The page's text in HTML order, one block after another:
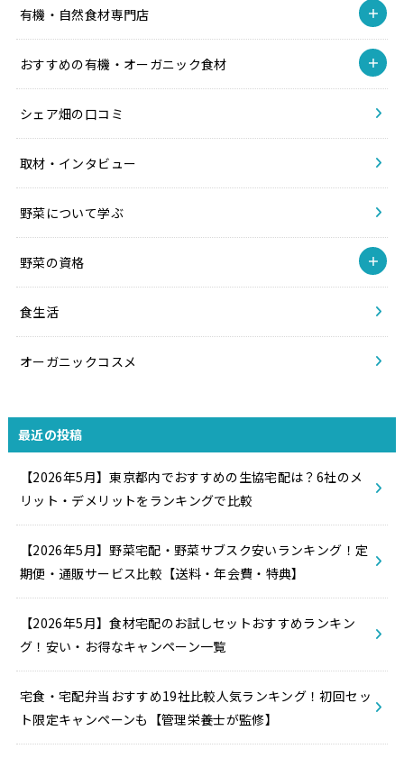
有機・自然食材専門店
おすすめの有機・オーガニック食材
シェア畑の口コミ
取材・インタビュー
野菜について学ぶ
野菜の資格
食生活
オーガニックコスメ
最近の投稿
【2026年5月】東京都内でおすすめの生協宅配は？6社のメ
リット・デメリットをランキングで比較
【2026年5月】野菜宅配・野菜サブスク安いランキング！定
期便・通販サービス比較【送料・年会費・特典】
【2026年5月】食材宅配のお試しセットおすすめランキン
グ！安い・お得なキャンペーン一覧
宅食・宅配弁当おすすめ19社比較人気ランキング！初回セッ
ト限定キャンペーンも【管理栄養士が監修】